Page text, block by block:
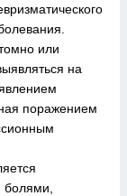
или
на
поражением